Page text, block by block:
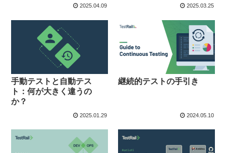
2025.04.09 2025.03.25
手動テストと自動テス
ト：何が大きく違うの
か？
2025.01.29
継続的テストの手引き
2024.05.10